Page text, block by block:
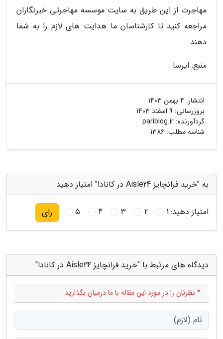
مهاجرت از این طریق به سایت موسسه مهاجرتی خبرنگاران
مراجعه کنید تا کارشناسان ما هدایت های لازم را به شما
دهند.
منبع: ایرسا
انتشار: 4 بهمن 1403
بروزرسانی: 9 اسفند 1403
گردآورنده: pariblog.ir
شناسه مطلب: 1386
به "خرید فرانچایز Aisle24 در کانادا" امتیاز دهید
امتیاز دهید:1
2
3
4
5 رای
دیدگاه های مرتبط با "خرید فرانچایز Aisle24 در کانادا"
* نظرتان را در مورد این مقاله با ما درمیان بگذارید